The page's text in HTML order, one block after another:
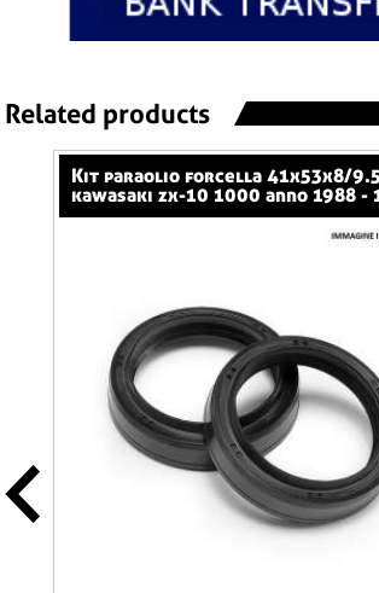
Related products
kit paraolio forcella 41x53x8/9.5 per
kawasaki zx-10 1000 anno 1988 -